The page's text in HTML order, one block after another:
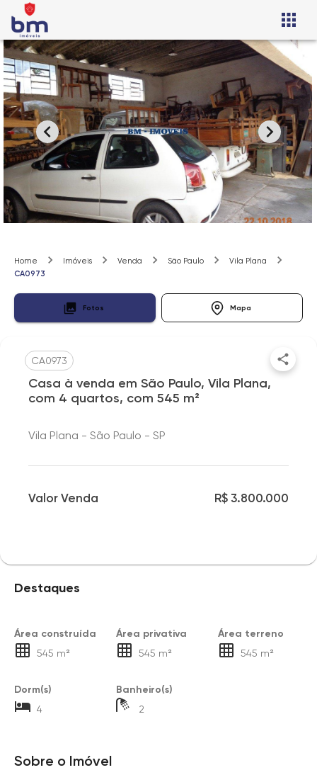
Home Imóveis Venda São Paulo
Vila Plana
CA0973
Fotos Mapa
CA0973
Casa à venda em São Paulo, Vila Plana,
com 4 quartos, com 545 m²
Vila Plana - São Paulo - SP
Valor Venda R$ 3.800.000
Destaques
Área construída
545 m²
Área privativa
545 m²
Área terreno
545 m²
Dorm(s)
4
Banheiro(s)
2
Sobre o Imóvel